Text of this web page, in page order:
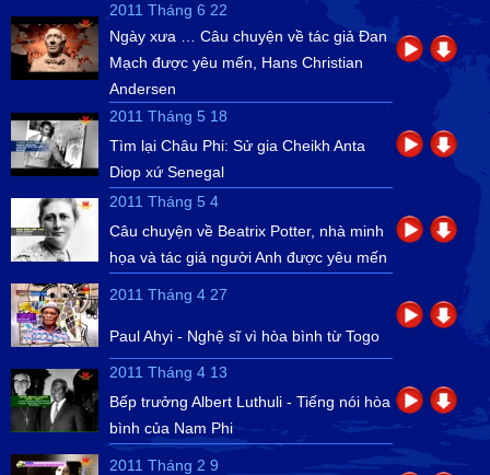
2011 Tháng 6 22
Ngày xưa … Câu chuyện về tác giả Đan
Mạch được yêu mến, Hans Christian
Andersen
2011 Tháng 5 18
Tìm lại Châu Phi: Sử gia Cheikh Anta
Diop xứ Senegal
2011 Tháng 5 4
Câu chuyện về Beatrix Potter, nhà minh
họa và tác giả người Anh được yêu mến
2011 Tháng 4 27
Paul Ahyi - Nghệ sĩ vì hòa bình từ Togo
2011 Tháng 4 13
Bếp trưởng Albert Luthuli - Tiếng nói hòa
bình của Nam Phi
2011 Tháng 2 9